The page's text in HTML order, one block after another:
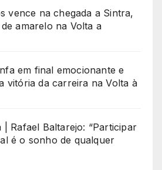
vence na chegada a Sintra,
amarelo na Volta a
em final emocionante e
vitória da carreira na Volta à
| Rafael Baltarejo: “Participar
é o sonho de qualquer